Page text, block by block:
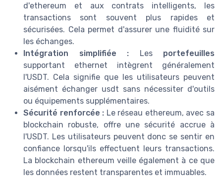
d'ethereum et aux contrats intelligents, les
transactions sont souvent plus rapides et
sécurisées. Cela permet d'assurer une fluidité sur
les échanges.
Intégration simplifiée : Les portefeuilles
supportant ethernet intègrent généralement
l'USDT. Cela signifie que les utilisateurs peuvent
aisément échanger usdt sans nécessiter d'outils
ou équipements supplémentaires.
Sécurité renforcée : Le réseau ethereum, avec sa
blockchain robuste, offre une sécurité accrue à
l'USDT. Les utilisateurs peuvent donc se sentir en
confiance lorsqu'ils effectuent leurs transactions.
La blockchain ethereum veille également à ce que
les données restent transparentes et immuables.